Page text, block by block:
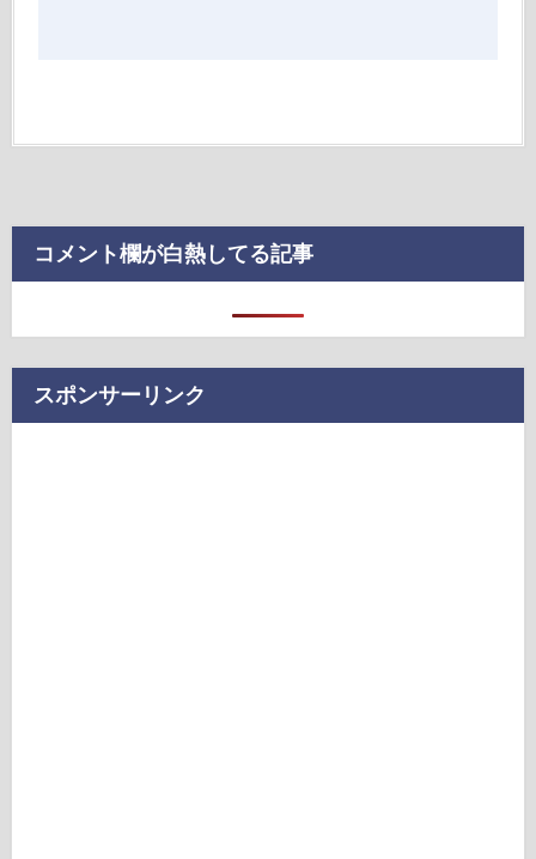
コメント欄が白熱してる記事
スポンサーリンク